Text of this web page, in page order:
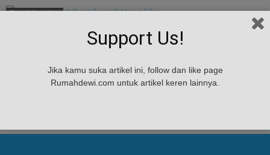
Tips & Masukan
Agar Anak Patuh Pada Perkataan Kita
February 20, 2023
Agar Anak Patuh Pada Perkataan Kita - Kemampuan anak dalam
mendengarkan nasihat dan agar anak patuh pada perkataan kita
Support Us!
Jika kamu suka artikel ini, follow dan like page
Rumahdewi.com untuk artikel keren lainnya.